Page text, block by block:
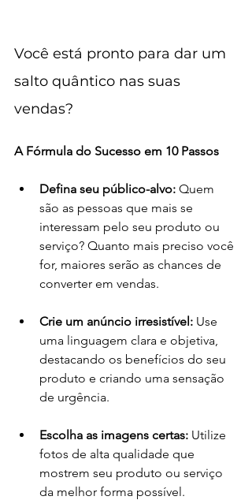
Você está pronto para dar um
salto quântico nas suas
vendas?
A Fórmula do Sucesso em 10 Passos
Defina seu público-alvo: Quem
são as pessoas que mais se
interessam pelo seu produto ou
serviço? Quanto mais preciso você
for, maiores serão as chances de
converter em vendas.
Crie um anúncio irresistível: Use
uma linguagem clara e objetiva,
destacando os benefícios do seu
produto e criando uma sensação
de urgência.
Escolha as imagens certas: Utilize
fotos de alta qualidade que
mostrem seu produto ou serviço
da melhor forma possível.